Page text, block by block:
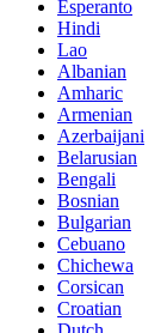
Esperanto
Hindi
Lao
Albanian
Amharic
Armenian
Azerbaijani
Belarusian
Bengali
Bosnian
Bulgarian
Cebuano
Chichewa
Corsican
Croatian